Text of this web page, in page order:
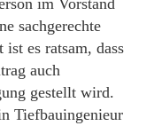
sachgerechte
es ratsam, dass
auch
gestellt wird.
Tiefbauingenieur